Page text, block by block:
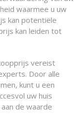
waarmee u uw
kan potentiële
kan leiden tot
vereist
Door alle
kunt u een
uw huis
de waarde